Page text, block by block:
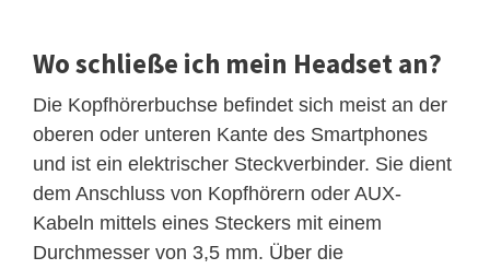
Wo schließe ich mein Headset an?
Die Kopfhörerbuchse befindet sich meist an der
oberen oder unteren Kante des Smartphones
und ist ein elektrischer Steckverbinder. Sie dient
dem Anschluss von Kopfhörern oder AUX-
Kabeln mittels eines Steckers mit einem
Durchmesser von 3,5 mm. Über die